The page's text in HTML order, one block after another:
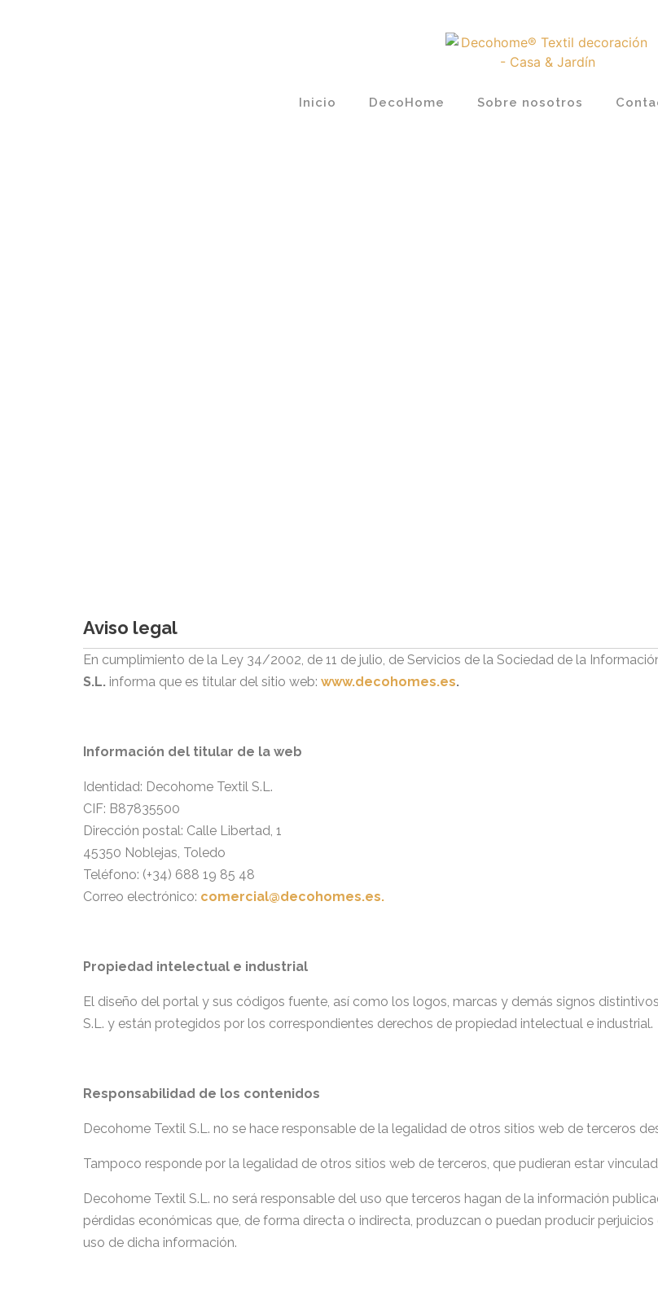
Inicio DecoHome Sobre nosotros
Aviso legal
En cumplimiento de la Ley 34/2002, de 11 de julio, de Servicios de la Sociedad de la
S.L. informa que es titular del sitio web: www.decohomes.es.
Información del titular de la web
Identidad: Decohome Textil S.L.
CIF: B87835500
Dirección postal: Calle Libertad, 1
45350 Noblejas, Toledo
Teléfono: (+34) 688 19 85 48
Correo electrónico: comercial@decohomes.es.
Propiedad intelectual e industrial
El diseño del portal y sus códigos fuente, así como los logos, marcas y demás signos
S.L. y están protegidos por los correspondientes derechos de propiedad intelectual e industrial.
Responsabilidad de los contenidos
Decohome Textil S.L. no se hace responsable de la legalidad de otros sitios web de terceros
Tampoco responde por la legalidad de otros sitios web de terceros, que pudieran estar
Decohome Textil S.L. no será responsable del uso que terceros hagan de la información
pérdidas económicas que, de forma directa o indirecta, produzcan o puedan producir
uso de dicha información.